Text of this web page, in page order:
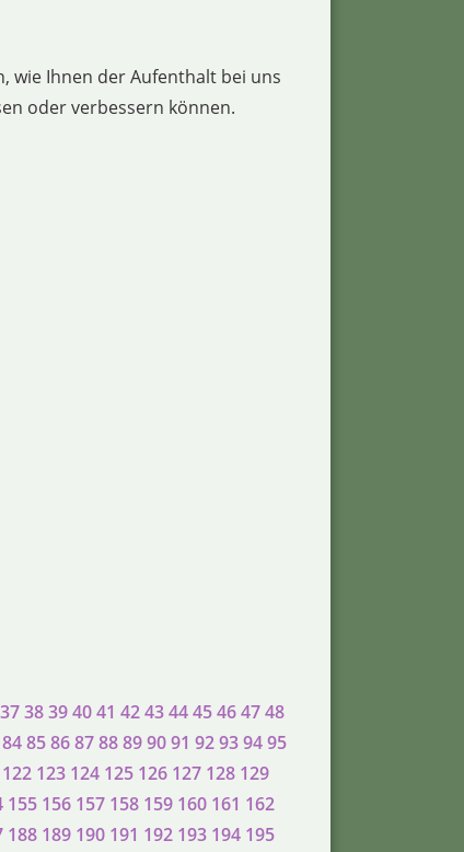
wie Ihnen der Aufenthalt bei uns
oder verbessern können.
3738394041 42434445464748
8485868788899091 92939495
122 123 124 125 126 127 128 129
155 156 157 158 159 160 161 162
188 189 190 191 192 193 194 195